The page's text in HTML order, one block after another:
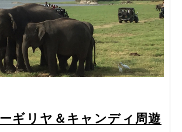
ギリヤ＆キャンディ周遊